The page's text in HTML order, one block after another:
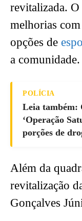
revitalizada. O
melhorias
opções de
a comunidade.
POLÍCIA
Leia também:
‘Operação
porções de
Além da
revitalização
Gonçalves